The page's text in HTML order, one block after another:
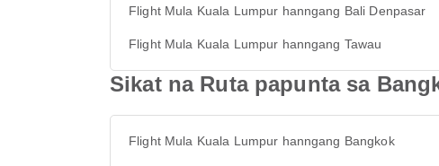
Flight Mula Kuala Lumpur hanngang Bali Denpasar
Flight Mula Kuala Lumpur hanngang Tawau
Sikat na Ruta papunta sa
Flight Mula Kuala Lumpur hanngang Bangkok